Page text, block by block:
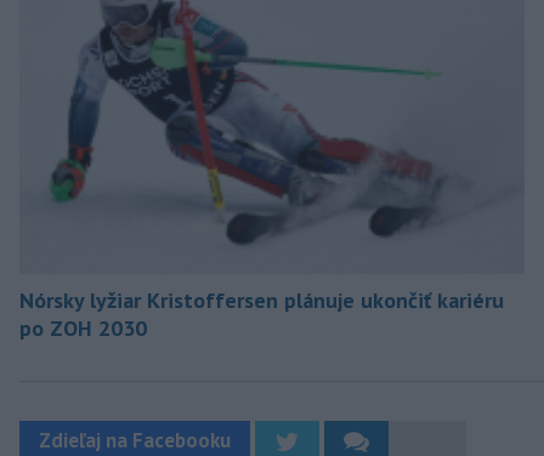
Nórsky lyžiar Kristoffersen plánuje ukončiť kariéru
po ZOH 2030
Zdieľaj na Facebooku